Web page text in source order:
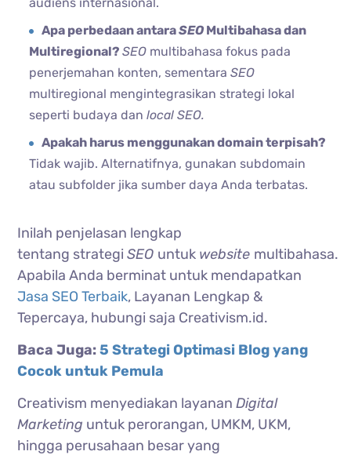
Apa perbedaan antaraSEO Multibahasa dan
Multiregional?SEO multibahasa fokus pada
penerjemahan konten, sementaraSEO
multiregional mengintegrasikan strategi lokal
seperti budaya danlocal SEO.
Apakah harus menggunakan domain terpisah?
Tidak wajib. Alternatifnya, gunakan subdomain
atau subfolder jika sumber daya Anda terbatas.
Inilah penjelasan lengkap
tentang strategiSEO untuk website multibahasa.
Apabila Anda berminat untuk mendapatkan
Jasa SEO Terbaik, Layanan Lengkap &
Tepercaya, hubungi saja Creativism.id.
Baca Juga:5 Strategi Optimasi Blog yang
Cocok untuk Pemula
Creativism menyediakan layananDigital
Marketing untuk perorangan, UMKM, UKM,
hingga perusahaan besar yang